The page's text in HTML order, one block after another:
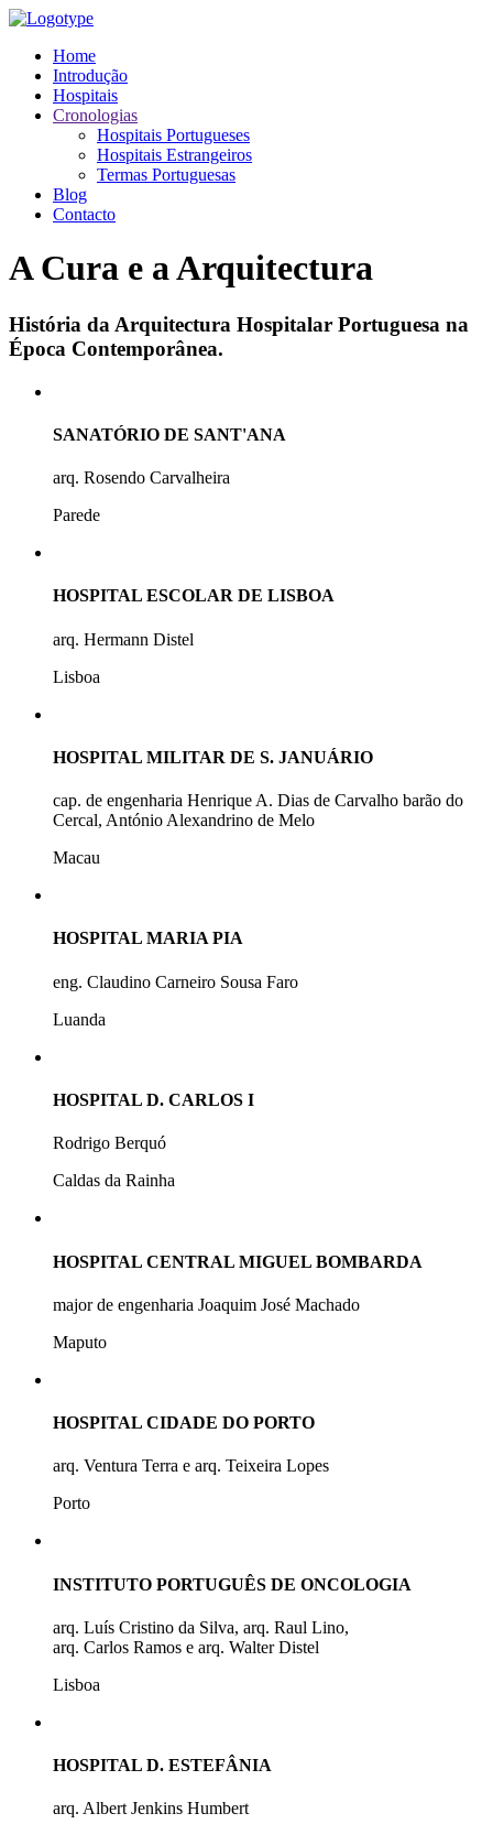
Home
Introdução
Hospitais
Cronologias
Hospitais Portugueses
Hospitais Estrangeiros
Termas Portuguesas
Blog
Contacto
A Cura e a Arquitectura
História da Arquitectura Hospitalar Portuguesa na
Época Contemporânea.
SANATÓRIO DE SANT'ANA
arq. Rosendo Carvalheira
Parede
HOSPITAL ESCOLAR DE LISBOA
arq. Hermann Distel
Lisboa
HOSPITAL MILITAR DE S. JANUÁRIO
cap. de engenharia Henrique A. Dias de Carvalho barão do
Cercal, António Alexandrino de Melo
Macau
HOSPITAL MARIA PIA
eng. Claudino Carneiro Sousa Faro
Luanda
HOSPITAL D. CARLOS I
Rodrigo Berquó
Caldas da Rainha
HOSPITAL CENTRAL MIGUEL BOMBARDA
major de engenharia Joaquim José Machado
Maputo
HOSPITAL CIDADE DO PORTO
arq. Ventura Terra e arq. Teixeira Lopes
Porto
INSTITUTO PORTUGUÊS DE ONCOLOGIA
arq. Luís Cristino da Silva, arq. Raul Lino,
arq. Carlos Ramos e arq. Walter Distel
Lisboa
HOSPITAL D. ESTEFÂNIA
arq. Albert Jenkins Humbert